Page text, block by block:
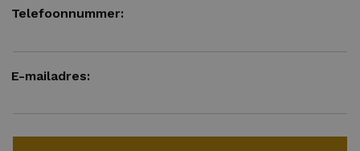
Telefoonnummer:
E-mailadres: